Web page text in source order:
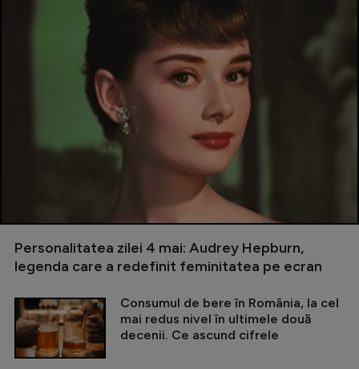
Personalitatea zilei 4 mai: Audrey Hepburn,
legenda care a redefinit feminitatea pe ecran
Consumul de bere în România, la cel
mai redus nivel în ultimele două
decenii. Ce ascund cifrele